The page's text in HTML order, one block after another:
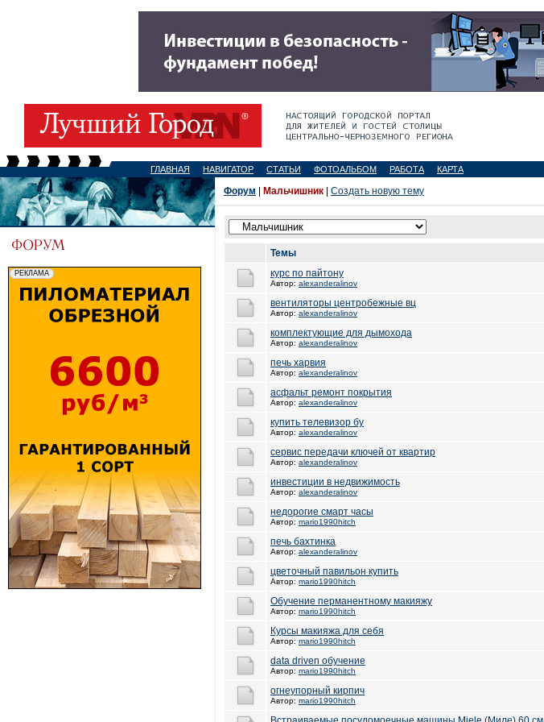
ГЛАВНАЯ НАВИГАТОР СТАТЬИ ФОТОАЛЬБОМ РАБОТА КАРТА
Форум Мальчишник Создать новую тему
Темы
курс по пайтону
Автор: alexanderalinov
вентиляторы центробежные вц
Автор: alexanderalinov
комплектующие для дымохода
Автор: alexanderalinov
печь харвия
Автор: alexanderalinov
асфальт ремонт покрытия
Автор: alexanderalinov
купить телевизор бу
Автор: alexanderalinov
сервис передачи ключей от квартир
Автор: alexanderalinov
инвестиции в недвижимость
Автор: alexanderalinov
недорогие смарт часы
Автор: mario1990hitch
печь бахтинка
Автор: alexanderalinov
цветочный павильон купить
Автор: mario1990hitch
Обучение перманентному макияжу
Автор: mario1990hitch
Курсы макияжа для себя
Автор: mario1990hitch
data driven обучение
Автор: mario1990hitch
огнеупорный кирпич
Автор: mario1990hitch